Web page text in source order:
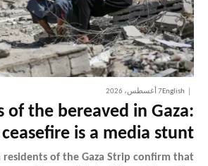
English7 أغسطس، 2026
of the bereaved in Gaza:
is a media stunt
residents of the Gaza Strip confirm that